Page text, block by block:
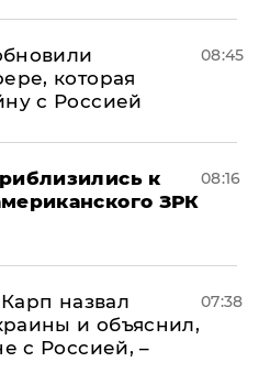
которая
с Россией
08:45
к
ЗРК
08:16
назвал
и объяснил,
с Россией, –
07:38